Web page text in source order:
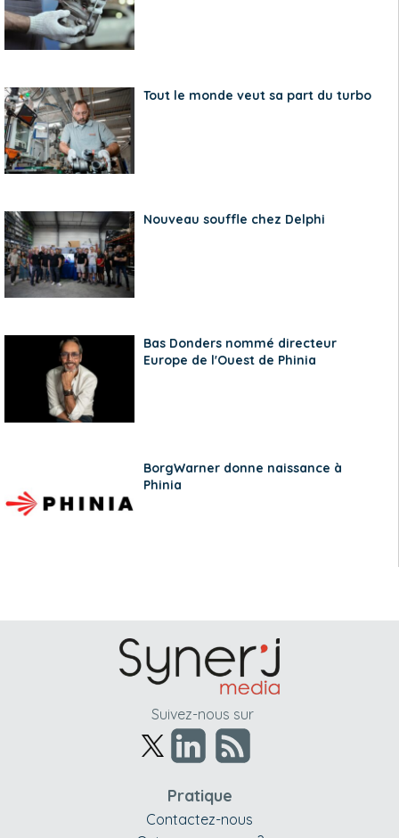
Tout le monde veut sa part du turbo
Nouveau souffle chez Delphi
Bas Donders nommé directeur
Europe de l'Ouest de Phinia
BorgWarner donne naissance à
Phinia
Suivez-nous sur
Pratique
Contactez-nous